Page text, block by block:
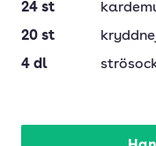
24 st
20 st
4 dl